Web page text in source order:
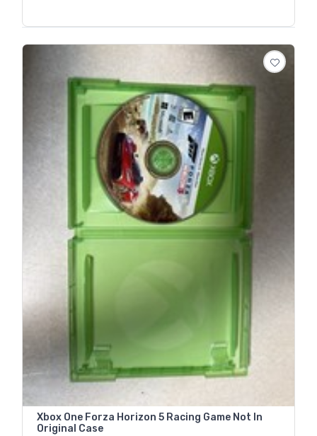
Xbox One Forza Horizon 5 Racing Game Not In
Original Case